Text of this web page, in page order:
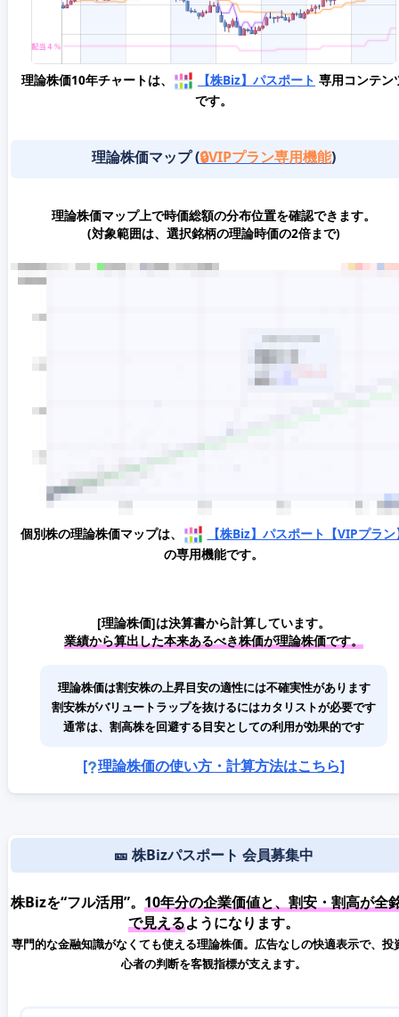
理論株価10年チャートは、 【株Biz】パスポート 専用コンテン
です。
理論株価マップ (🔒VIPプラン専用機能)
理論株価マップ上で時価総額の分布位置を確認できます。
(対象範囲は、選択銘柄の理論時価の2倍まで)
個別株の理論株価マップは、
【株Biz】パスポート【VIPプラン
の専用機能です。
[理論株価]は決算書から計算しています。
業績から算出した本来あるべき株価が理論株価です。
理論株価は割安株の上昇目安の適性には不確実性があります
割安株がバリュートラップを抜けるにはカタリストが必要です
通常は、割高株を回避する目安としての利用が効果的です
[ 理論株価の使い方・計算方法はこちら]
🎫 株Bizパスポート 会員募集中
株Bizを“フル活用”。 10年分の企業価値と、割安・割高が全
で見えるようになります。
専門的な金融知識がなくても使える理論株価。広告なしの快適表示で、投
心者の判断を客観指標が支えます。